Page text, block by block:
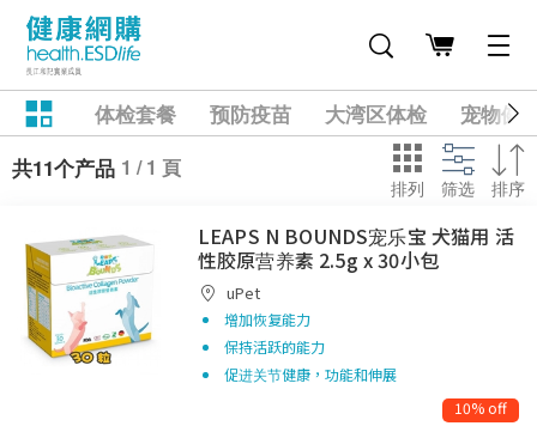
体检套餐 预防疫苗 大湾区体检
宠物健
共11个产品 1 / 1 頁
排列 筛选 排序
LEAPS N BOUNDS宠乐宝 犬猫用 活
性胶原营养素 2.5g x 30小包
uPet
增加恢复能力
保持活跃的能力
促进关节健康，功能和伸展
10% off